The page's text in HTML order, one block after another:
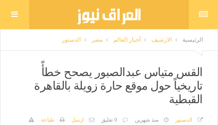
الرئيسية الارشيف أخبار العالم مصر الدستور
القس متياس عبدالصبور يصحح خطأً
تاريخياً حول موقع حارة زويلة بالقاهرة
القبطية
الدستور منذ شهرين 0 تعليق ارسل
طباعة